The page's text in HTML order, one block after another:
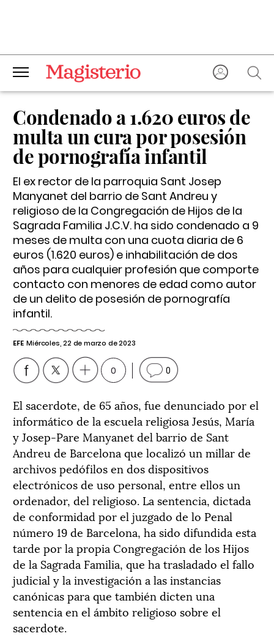
Condenado a 1.620 euros de
multa un cura por posesión
de pornografía infantil
El ex rector de la parroquia Sant Josep
Manyanet del barrio de Sant Andreu y
religioso de la Congregación de Hijos de la
Sagrada Familia J.C.V. ha sido condenado a 9
meses de multa con una cuota diaria de 6
euros (1.620 euros) e inhabilitación de dos
años para cualquier profesión que comporte
contacto con menores de edad como autor
de un delito de posesión de pornografía
infantil.
EFE Miércoles, 22 de marzo de 2023
0 0
El sacerdote, de 65 años, fue denunciado por el
informático de la escuela religiosa Jesús, María
y Josep-Pare Manyanet del barrio de Sant
Andreu de Barcelona que localizó un millar de
archivos pedófilos en dos dispositivos
electrónicos de uso personal, entre ellos un
ordenador, del religioso. La sentencia, dictada
de conformidad por el juzgado de lo Penal
número 19 de Barcelona, ha sido difundida esta
tarde por la propia Congregación de los Hijos
de la Sagrada Familia, que ha trasladado el fallo
judicial y la investigación a las instancias
canónicas para que también dicten una
sentencia en el ámbito religioso sobre el
sacerdote.